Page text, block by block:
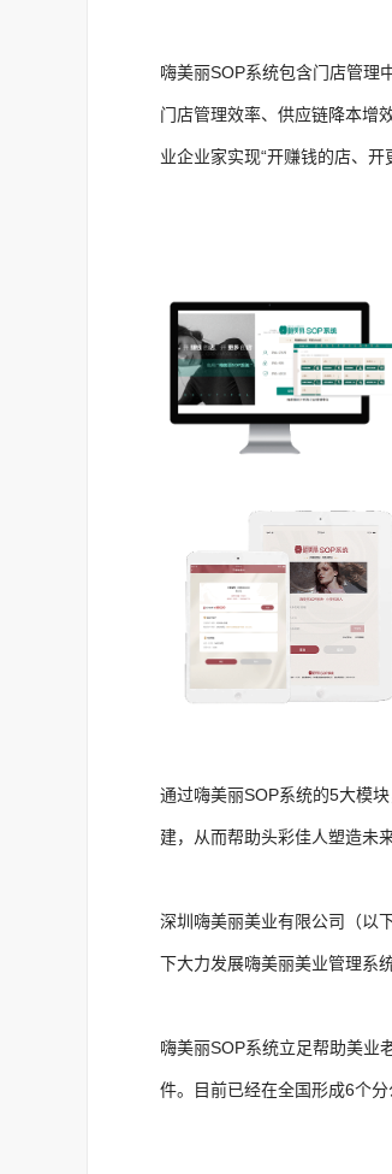
嗨美丽SOP系统包含门店管理
门店管理效率、供应链降本增
业企业家实现“开赚钱的店、开
通过嗨美丽SOP系统的5大模
建，从而帮助头彩佳人塑造未
深圳嗨美丽美业有限公司（以
下大力发展嗨美丽美业管理系
嗨美丽SOP系统立足帮助美业
件。目前已经在全国形成6个